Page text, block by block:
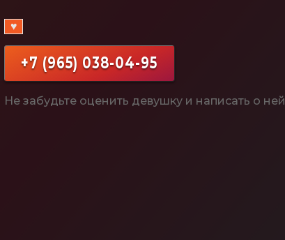
♥
+7 (965) 038-04-95
Не забудьте оценить девушку и написать о ней